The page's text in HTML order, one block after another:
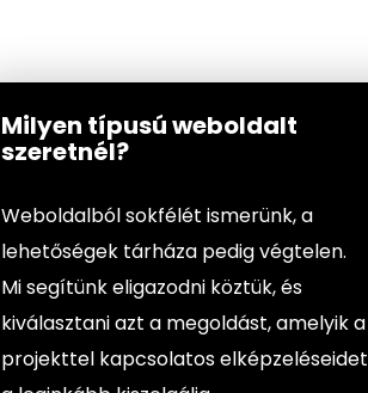
Milyen típusú weboldalt
szeretnél?
Weboldalból sokfélét ismerünk, a
lehetőségek tárháza pedig végtelen.
Mi segítünk eligazodni köztük, és
kiválasztani azt a megoldást, amelyik a
projekttel kapcsolatos elképzeléseidet